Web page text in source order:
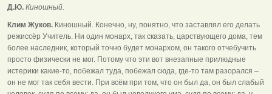
Д.Ю. Киношный.
Клим Жуков. Киношный. Конечно, ну, понятно, что заставлял его делать
режиссёр Учитель. Ни один монарх, так сказать, царствующего дома, тем
более наследник, который точно будет монархом, он такого отчебучить
просто физически не мог. Потому что эти вот внезапные прилюдные
истерики какие-то, побежал туда, побежал сюда, где-то там разорался –
он не мог так себя вести. При всём при том, что он был да, он был слабый